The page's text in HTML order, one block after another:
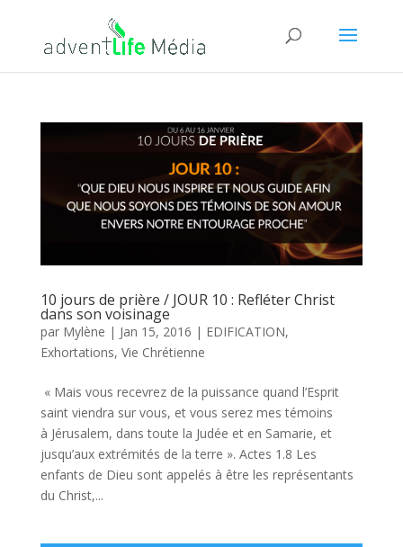
10 jours de prière / JOUR 10 : Refléter Christ
dans son voisinage
par Mylène | Jan 15, 2016 | EDIFICATION,
Exhortations, Vie Chrétienne
« Mais vous recevrez de la puissance quand l’Esprit
saint viendra sur vous, et vous serez mes témoins
à Jérusalem, dans toute la Judée et en Samarie, et
jusqu’aux extrémités de la terre ». Actes 1.8 Les
enfants de Dieu sont appelés à être les représentants
du Christ,...